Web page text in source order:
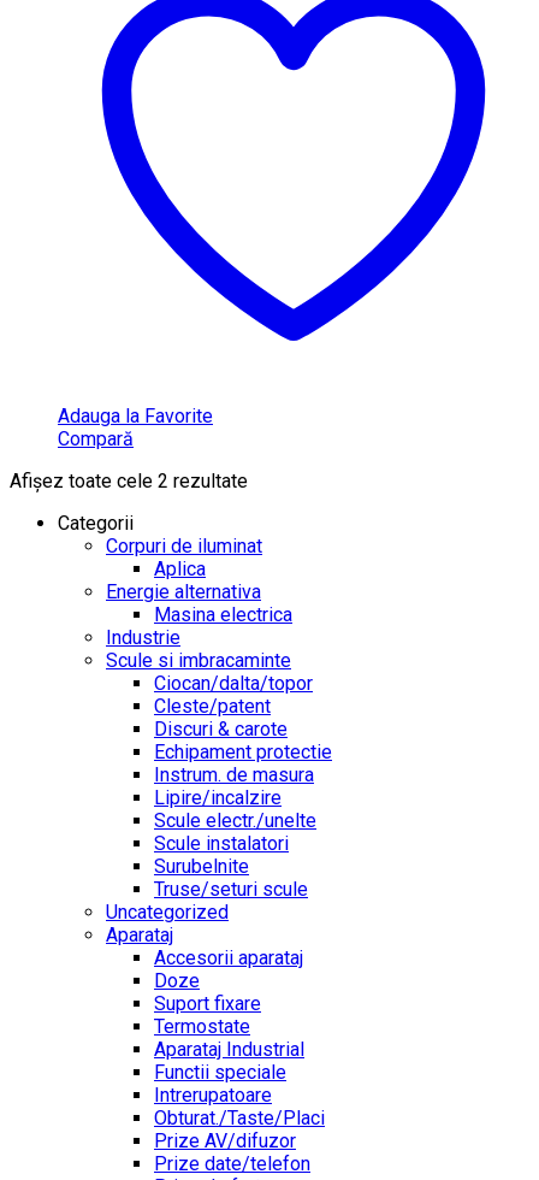
Adauga la Favorite
Compară
Afișez toate cele 2 rezultate
Categorii
Corpuri de iluminat
Aplica
Energie alternativa
Masina electrica
Industrie
Scule si imbracaminte
Ciocan/dalta/topor
Cleste/patent
Discuri & carote
Echipament protectie
Instrum. de masura
Lipire/incalzire
Scule electr./unelte
Scule instalatori
Surubelnite
Truse/seturi scule
Uncategorized
Aparataj
Accesorii aparataj
Doze
Suport fixare
Termostate
Aparataj Industrial
Functii speciale
Intrerupatoare
Obturat./Taste/Placi
Prize AV/difuzor
Prize date/telefon